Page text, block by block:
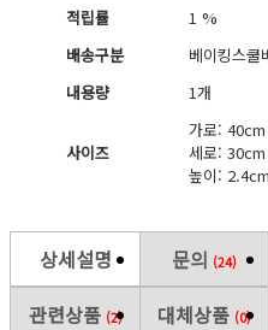
적립률
1 %
배송구분
베이킹스쿨
내용량
1개
사이즈
가로: 40cm
세로: 30cm
높이: 2.4cm
상세설명 문의 (24)
관련상품 (2) 대체상품 (0)